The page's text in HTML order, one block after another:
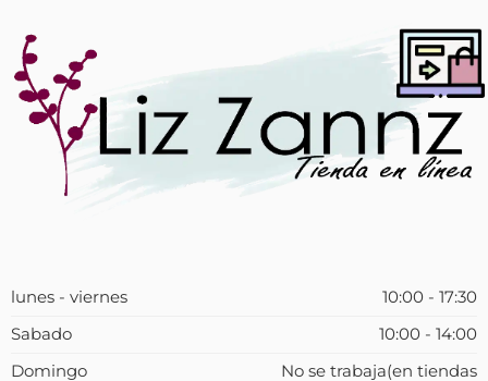
lunes - viernes
10:00 - 17:30
Sabado
10:00 - 14:00
Domingo
No se trabaja(en tiendas